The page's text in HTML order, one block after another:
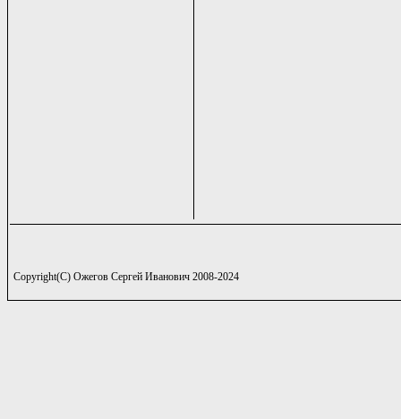
Copyright(C) Ожегов Сергей Иванович 2008-2024